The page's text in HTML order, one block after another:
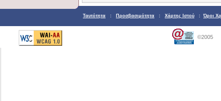
Ταυτότητα : Προσβασιμότητα : Χάρτης Ιστού : Όροι
©2005